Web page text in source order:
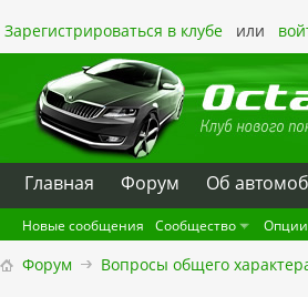
Зарегистрироваться в клубе или
Главная Форум Oб
Новые сообщения Сообщество
Форум Вопросы общего